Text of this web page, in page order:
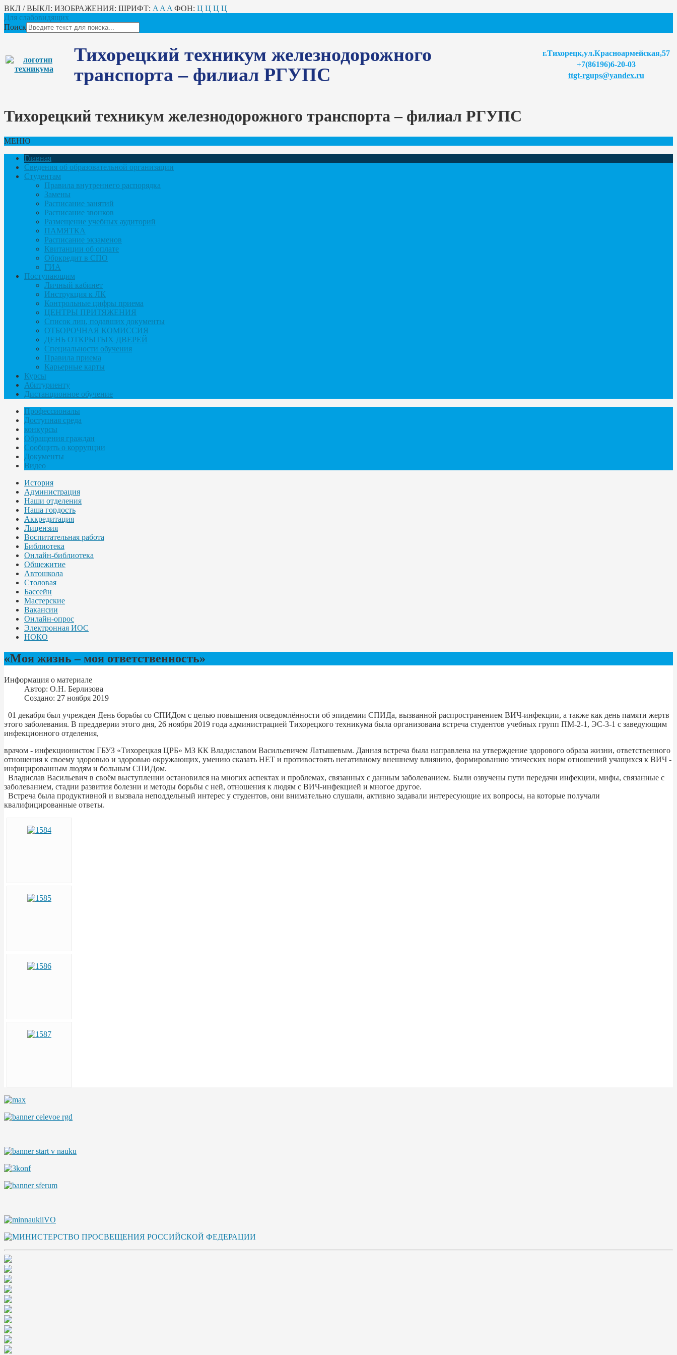
ВКЛ / ВЫКЛ: ИЗОБРАЖЕНИЯ: ШРИФТ: A A A ФОН: Ц Ц Ц Ц
Для слабовидящих
Поиск
Тихорецкий техникум железнодорожного
транспорта – филиал РГУПС
г.Тихорецк,ул.Красноармейская,57
+7(86196)6-20-03
ttgt-rgups@yandex.ru
Тихорецкий техникум железнодорожного транспорта – филиал РГУПС
МЕНЮ
Главная
Сведения об образовательной организации
Студентам
Правила внутреннего распорядка
Замены
Расписание занятий
Расписание звонков
Размещение учебных аудиторий
ПАМЯТКА
Расписание экзаменов
Квитанции об оплате
Обркредит в СПО
ГИА
Поступающим
Личный кабинет
Инструкция к ЛК
Контрольные цифры приема
ЦЕНТРЫ ПРИТЯЖЕНИЯ
Список лиц, подавших документы
ОТБОРОЧНАЯ КОМИССИЯ
ДЕНЬ ОТКРЫТЫХ ДВЕРЕЙ
Специальности обучения
Правила приема
Карьерные карты
Курсы
Абитуриенту
Дистанционное обучение
Профессионалы
Доступная среда
конкурсы
Обращения граждан
Сообщить о коррупции
Документы
Видео
История
Администрация
Наши отделения
Наша гордость
Аккредитация
Лицензия
Воспитательная работа
Библиотека
Онлайн-библиотека
Общежитие
Автошкола
Столовая
Бассейн
Мастерские
Вакансии
Онлайн-опрос
Электронная ИОС
НОКО
«Моя жизнь – моя ответственность»
Информация о материале
Автор: О.Н. Берлизова
Создано: 27 ноября 2019
01 декабря был учрежден День борьбы со СПИДом с целью повышения осведомлённости об эпидемии СПИДа, вызванной распространением ВИЧ-инфекции, а также как день памяти жертв
этого заболевания. В преддверии этого дня, 26 ноября 2019 года администрацией Тихорецкого техникума была организована встреча студентов учебных групп ПМ-2-1, ЭС-3-1 с заведующим
инфекционного отделения,
врачом - инфекционистом ГБУЗ «Тихорецкая ЦРБ» МЗ КК Владиславом Васильевичем Латышевым. Данная встреча была направлена на утверждение здорового образа жизни, ответственного
отношения к своему здоровью и здоровью окружающих, умению сказать НЕТ и противостоять негативному внешнему влиянию, формированию этических норм отношений учащихся к ВИЧ -
инфицированным людям и больным СПИДом.
Владислав Васильевич в своём выступлении остановился на многих аспектах и проблемах, связанных с данным заболеванием. Были озвучены пути передачи инфекции, мифы, связанные с
заболеванием, стадии развития болезни и методы борьбы с ней, отношения к людям с ВИЧ-инфекцией и многое другое.
Встреча была продуктивной и вызвала неподдельный интерес у студентов, они внимательно слушали, активно задавали интересующие их вопросы, на которые получали
квалифицированные ответы.